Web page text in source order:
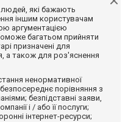
людей, які бажають
іншим користувачам
аргументацією
багатьом прийняти
призначені для
а також для роз'яснення
ненормативної
порівняння з
безпідставні заяви,
і / або її послуги;
інтернет-ресурси;